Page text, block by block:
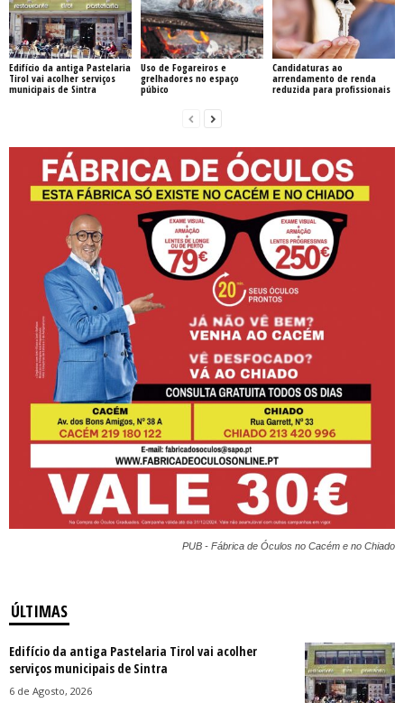
Edifício da antiga Pastelaria
Tirol vai acolher serviços
municipais de Sintra
Uso de Fogareiros e
grelhadores no espaço
púbico
Candidaturas ao
arrendamento de renda
reduzida para profissionais
PUB - Fábrica de Óculos no Cacém e no Chiado
ÚLTIMAS
Edifício da antiga Pastelaria Tirol vai acolher
serviços municipais de Sintra
6 de Agosto, 2026